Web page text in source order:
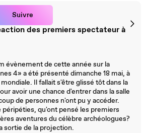
Suivre
des premiers spectateur à
évènement de cette année sur la
4» a été présenté dimanche 18 mai, à
Il fallait s'être glissé tôt dans la
avoir une chance d'entrer dans la salle
de personnes n'ont pu y accéder.
qu'ont pensé les premiers
aventures du célèbre archéologues?
sortie de la projection.